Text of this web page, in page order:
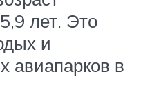
лет. Это
и
авиапарков в